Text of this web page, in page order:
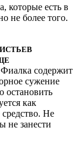
которые есть в
не более того.
Фиалка содержит
сужение
остановить
как
Не
не занести